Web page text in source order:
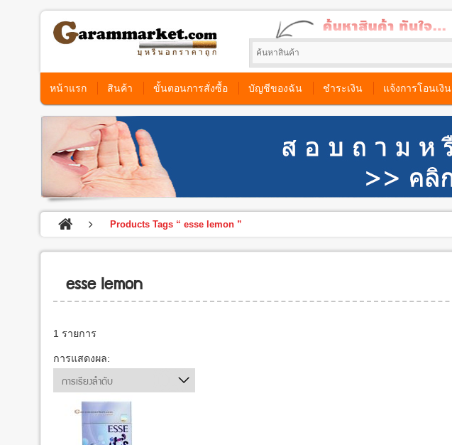
หน้าแรก สินค้า ขั้นตอนการสั่งซื้อ บัญชีของฉัน ชำระเงิน แจ้งการโอนเงิน
Products Tags “ esse lemon ”
esse lemon
1 รายการ
การแสดงผล:
การเรียงลำดับ